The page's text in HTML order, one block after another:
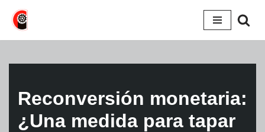
Saltar
Reconversión monetaria:
¿Una medida para tapar